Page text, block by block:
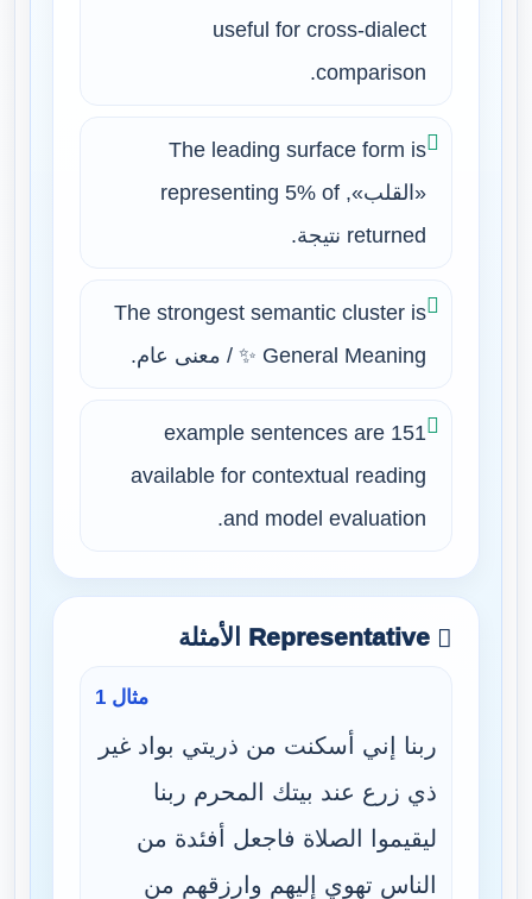
useful for cross-dialect
comparison.
The leading surface form is
«القلب», representing 5% of
returned نتيجة.
The strongest semantic cluster is
✨ General Meaning / معنى عام.
151 example sentences are
available for contextual reading
and model evaluation.
Representative الأمثلة
مثال 1
ربنا إني أسكنت من ذريتي بواد غير
ذي زرع عند بيتك المحرم ربنا
ليقيموا الصلاة فاجعل أفئدة من
الناس تهوي إليهم وارزقهم من